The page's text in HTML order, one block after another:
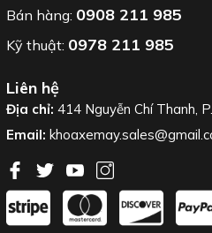
Bán hàng: 0908 211 985
Kỹ thuật: 0978 211 985
Liên hệ
Địa chỉ: 414 Nguyễn Chí Thanh,
Email: